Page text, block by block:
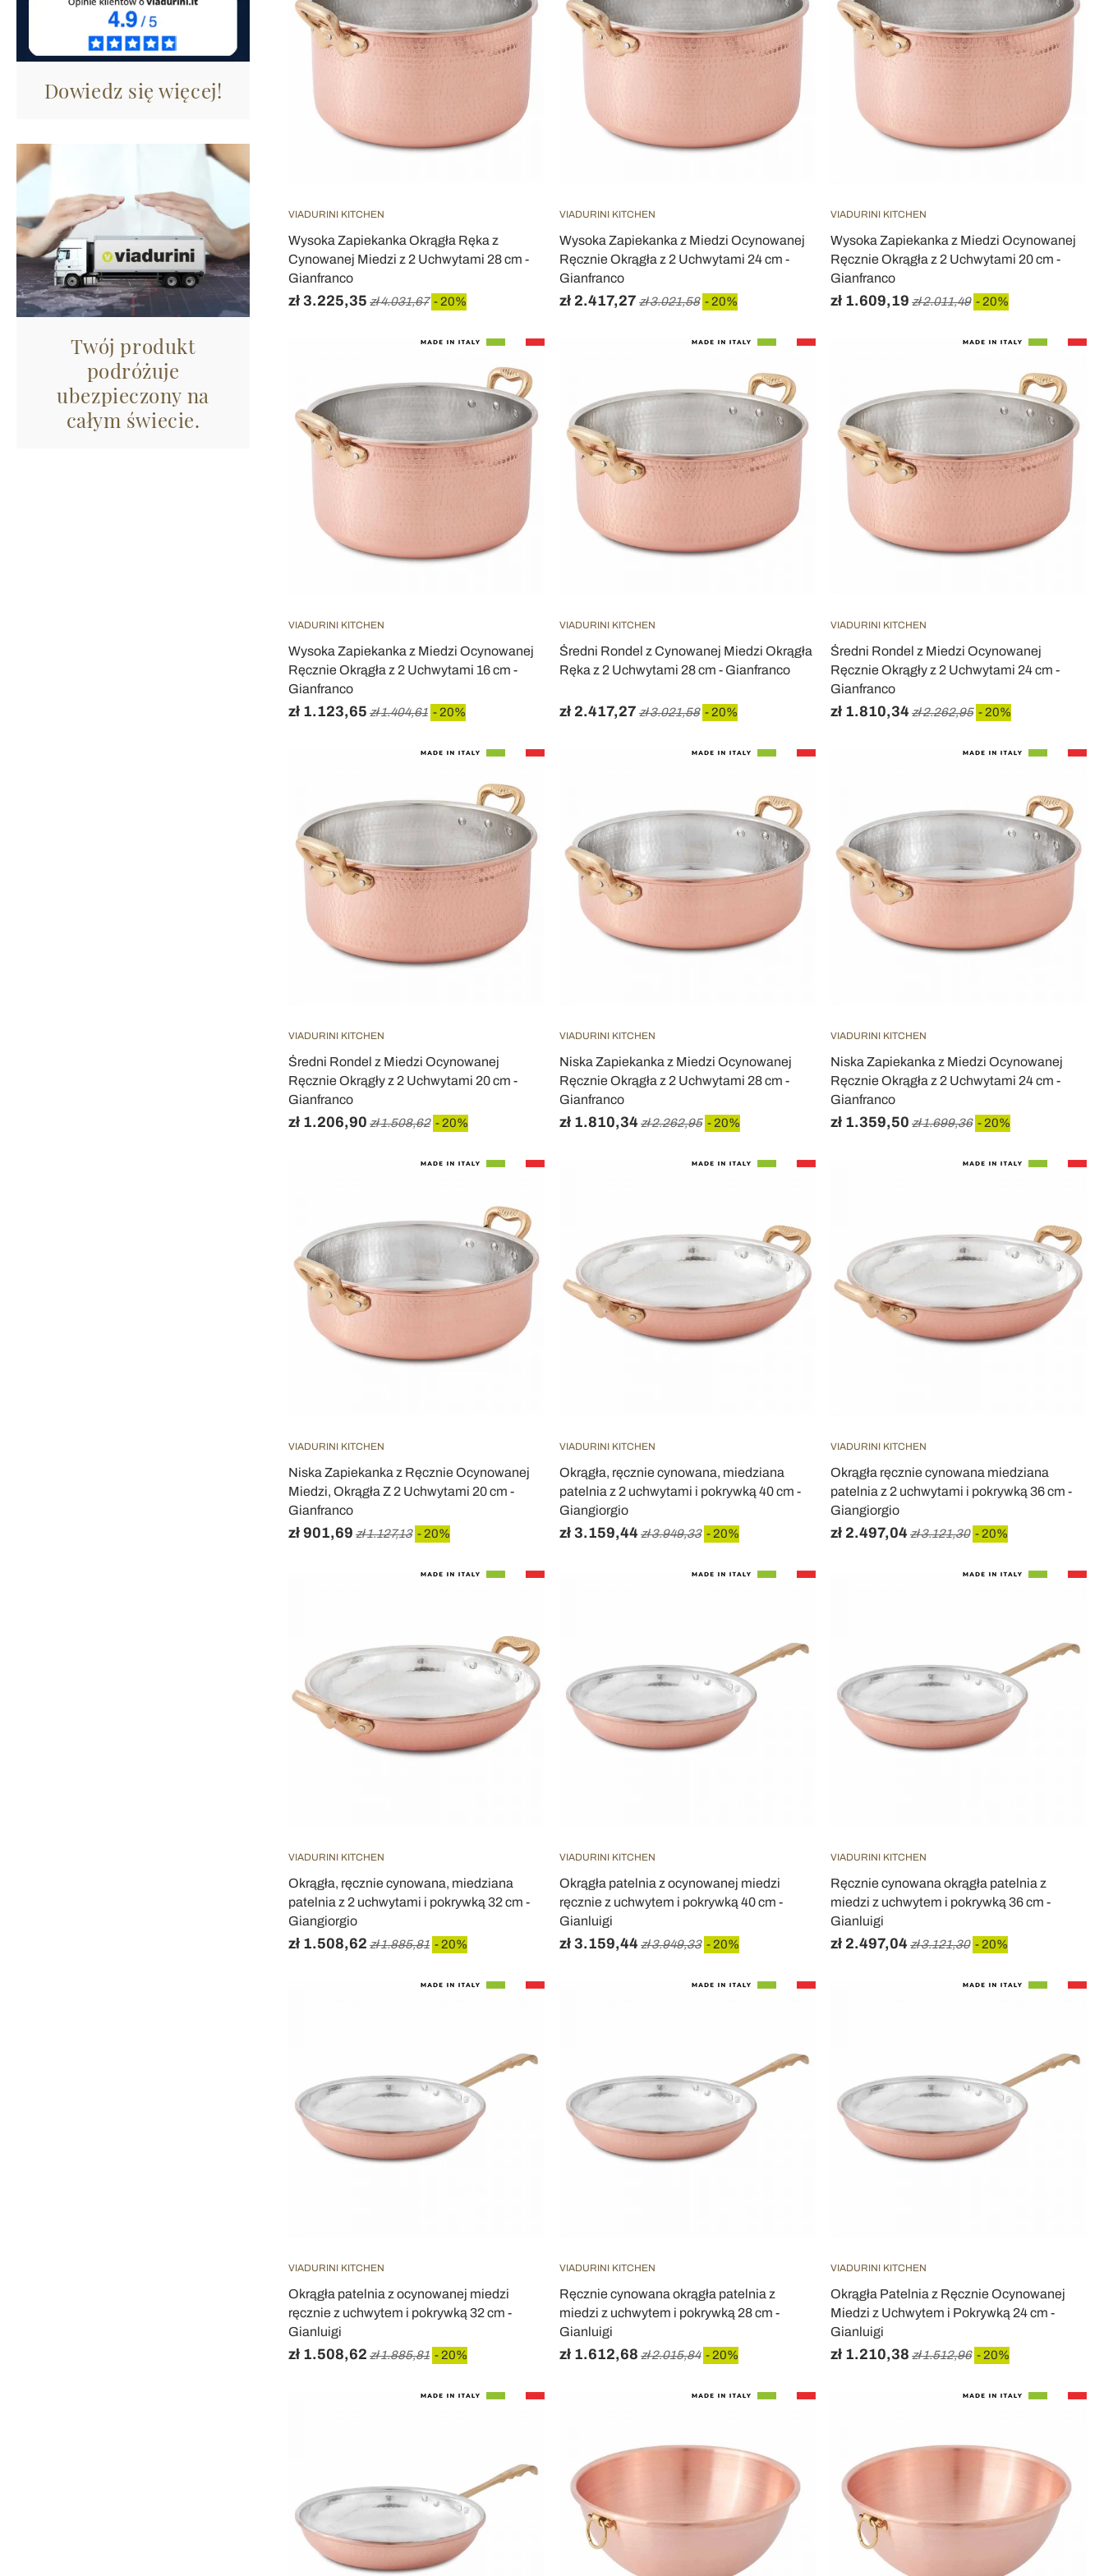
Dowiedz się więcej!
Twój produkt
podróżuje
ubezpieczony na
całym świecie.
VIADURINI KITCHEN
Wysoka Zapiekanka Okrągła Ręka z
Cynowanej Miedzi z 2 Uchwytami 28 cm -
Gianfranco
zł 3.225,35 zł 4.031,67 - 20%
VIADURINI KITCHEN
Wysoka Zapiekanka z Miedzi Ocynowanej
Ręcznie Okrągła z 2 Uchwytami 24 cm -
Gianfranco
zł 2.417,27 zł 3.021,58 - 20%
VIADURINI KITCHEN
Wysoka Zapiekanka z Miedzi Ocynowanej
Ręcznie Okrągła z 2 Uchwytami 20 cm -
Gianfranco
zł 1.609,19 zł 2.011,49 - 20%
VIADURINI KITCHEN
Wysoka Zapiekanka z Miedzi Ocynowanej
Ręcznie Okrągła z 2 Uchwytami 16 cm -
Gianfranco
zł 1.123,65 zł 1.404,61 - 20%
VIADURINI KITCHEN
Średni Rondel z Cynowanej Miedzi Okrągła
Ręka z 2 Uchwytami 28 cm - Gianfranco
zł 2.417,27 zł 3.021,58 - 20%
VIADURINI KITCHEN
Średni Rondel z Miedzi Ocynowanej
Ręcznie Okrągły z 2 Uchwytami 24 cm -
Gianfranco
zł 1.810,34zł 2.262,95 - 20%
VIADURINI KITCHEN
Średni Rondel z Miedzi Ocynowanej
Ręcznie Okrągły z 2 Uchwytami 20 cm -
Gianfranco
zł 1.206,90 zł 1.508,62 - 20%
VIADURINI KITCHEN
Niska Zapiekanka z Miedzi Ocynowanej
Ręcznie Okrągła z 2 Uchwytami 28 cm -
Gianfranco
zł 1.810,34zł 2.262,95 - 20%
VIADURINI KITCHEN
Niska Zapiekanka z Miedzi Ocynowanej
Ręcznie Okrągła z 2 Uchwytami 24 cm -
Gianfranco
zł 1.359,50 zł 1.699,36 - 20%
VIADURINI KITCHEN
Niska Zapiekanka z Ręcznie Ocynowanej
Miedzi, Okrągła Z 2 Uchwytami 20 cm -
Gianfranco
zł 901,69 zł 1.127,13 - 20%
VIADURINI KITCHEN
Okrągła, ręcznie cynowana, miedziana
patelnia z 2 uchwytami i pokrywką 40 cm -
Giangiorgio
zł 3.159,44zł 3.949,33 - 20%
VIADURINI KITCHEN
Okrągła ręcznie cynowana miedziana
patelnia z 2 uchwytami i pokrywką 36 cm -
Giangiorgio
zł 2.497,04zł 3.121,30 - 20%
VIADURINI KITCHEN
Okrągła, ręcznie cynowana, miedziana
patelnia z 2 uchwytami i pokrywką 32 cm -
Giangiorgio
zł 1.508,62 zł 1.885,81 - 20%
VIADURINI KITCHEN
Okrągła patelnia z ocynowanej miedzi
ręcznie z uchwytem i pokrywką 40 cm -
Gianluigi
zł 3.159,44zł 3.949,33 - 20%
VIADURINI KITCHEN
Ręcznie cynowana okrągła patelnia z
miedzi z uchwytem i pokrywką 36 cm -
Gianluigi
zł 2.497,04zł 3.121,30 - 20%
VIADURINI KITCHEN
Okrągła patelnia z ocynowanej miedzi
ręcznie z uchwytem i pokrywką 32 cm -
Gianluigi
zł 1.508,62 zł 1.885,81 - 20%
VIADURINI KITCHEN
Ręcznie cynowana okrągła patelnia z
miedzi z uchwytem i pokrywką 28 cm -
Gianluigi
zł 1.612,68 zł 2.015,84 - 20%
VIADURINI KITCHEN
Okrągła Patelnia z Ręcznie Ocynowanej
Miedzi z Uchwytem i Pokrywką 24 cm -
Gianluigi
zł 1.210,38 zł 1.512,96 - 20%